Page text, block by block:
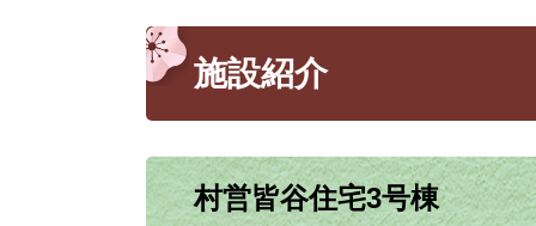
施設紹介
村営皆谷住宅3号棟